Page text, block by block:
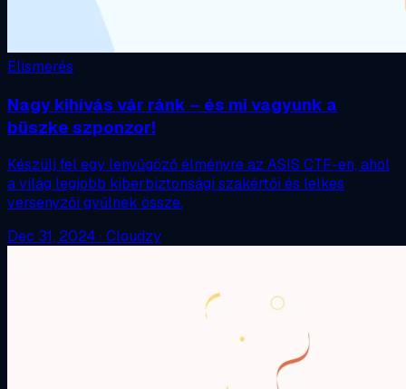
Elismerés
Nagy kihívás vár ránk – és mi vagyunk a
büszke szponzor!
Készülj fel egy lenyűgöző élményre az ASIS CTF-en, ahol
a világ legjobb kiberbiztonsági szakértői és lelkes
versenyzői gyűlnek össze.
Dec 31, 2024 · Cloudzy